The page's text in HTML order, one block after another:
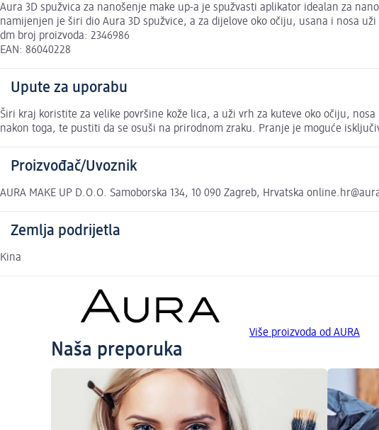
Aura 3D spužvica za nanošenje make up-a je spužvasti aplikator idealan za
namijenjen je širi dio Aura 3D spužvice, a za dijelove oko očiju, usana i nosa
dm broj proizvoda: 2346986
EAN: 86040228
Upute za uporabu
Širi kraj koristite za velike površine kože lica, a uži vrh za kuteve oko očiju,
nakon toga, te pustiti da se osuši na prirodnom zraku. Pranje je moguće
Proizvođač/Uvoznik
AURA MAKE UP D.O.O. Samoborska 134, 10 090 Zagreb, Hrvatska
Zemlja podrijetla
Kina
Više proizvoda od AURA
Naša preporuka